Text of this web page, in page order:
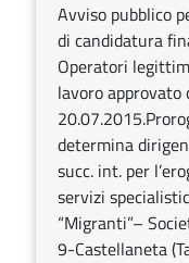
Avviso pubblico
di candidatura
Operatori
lavoro approvato
determina
succ. int. per
servizi
“Migranti”–
9-Castellaneta